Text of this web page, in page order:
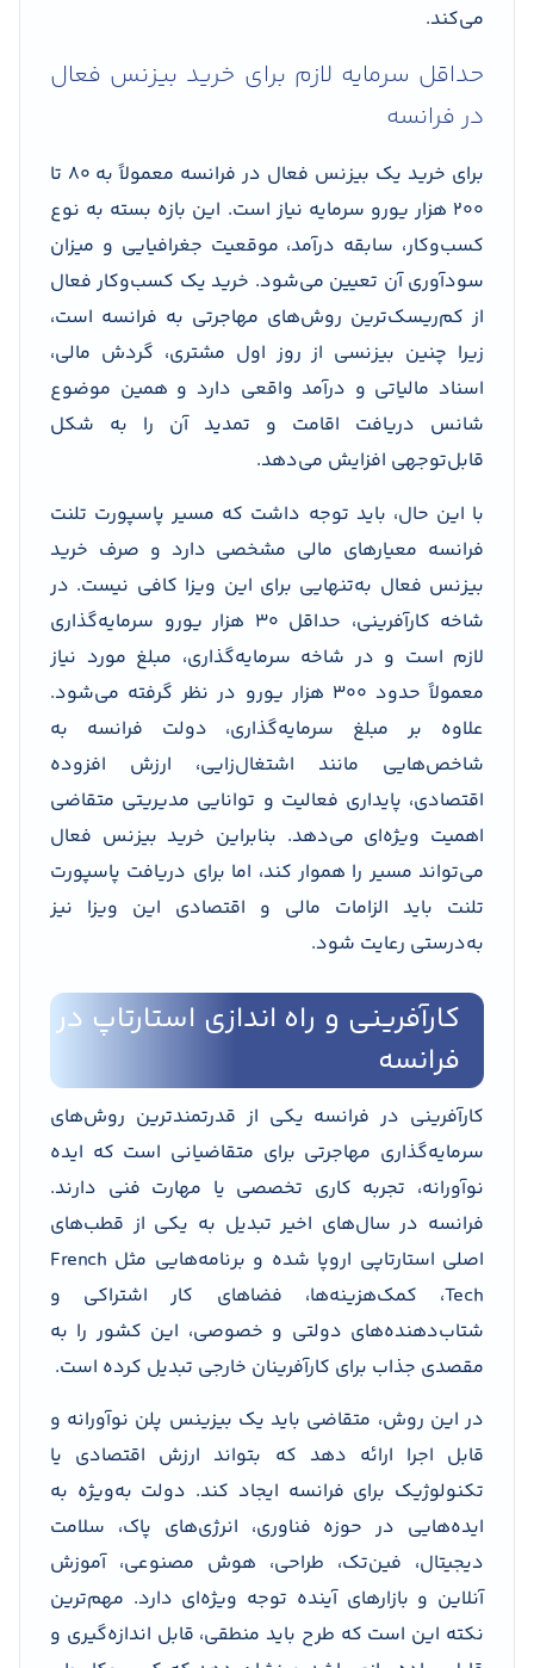
می‌کند.
حداقل سرمایه لازم برای خرید بیزنس فعال
در فرانسه
برای خرید یک بیزنس فعال در فرانسه معمولاً به ۸۰ تا
۲۰۰ هزار یورو سرمایه نیاز است. این بازه بسته به نوع
کسب‌وکار، سابقه درآمد، موقعیت جغرافیایی و میزان
سودآوری آن تعیین می‌شود. خرید یک کسب‌وکار فعال
از کم‌ریسک‌ترین روش‌های مهاجرتی به فرانسه است،
زیرا چنین بیزنسی از روز اول مشتری، گردش مالی،
اسناد مالیاتی و درآمد واقعی دارد و همین موضوع
شانس دریافت اقامت و تمدید آن را به شکل
قابل‌توجهی افزایش می‌دهد.
با این حال، باید توجه داشت که مسیر پاسپورت تلنت
فرانسه معیارهای مالی مشخصی دارد و صرف خرید
بیزنس فعال به‌تنهایی برای این ویزا کافی نیست. در
شاخه کارآفرینی، حداقل ۳۰ هزار یورو سرمایه‌گذاری
لازم است و در شاخه سرمایه‌گذاری، مبلغ مورد نیاز
معمولاً حدود ۳۰۰ هزار یورو در نظر گرفته می‌شود.
علاوه بر مبلغ سرمایه‌گذاری، دولت فرانسه به
شاخص‌هایی مانند اشتغال‌زایی، ارزش افزوده
اقتصادی، پایداری فعالیت و توانایی مدیریتی متقاضی
اهمیت ویژه‌ای می‌دهد. بنابراین خرید بیزنس فعال
می‌تواند مسیر را هموار کند، اما برای دریافت پاسپورت
تلنت باید الزامات مالی و اقتصادی این ویزا نیز
به‌درستی رعایت شود.
کارآفرینی و راه اندازی استارتاپ در
فرانسه
کارآفرینی در فرانسه یکی از قدرتمندترین روش‌های
سرمایه‌گذاری مهاجرتی برای متقاضیانی است که ایده
نوآورانه، تجربه کاری تخصصی یا مهارت فنی دارند.
فرانسه در سال‌های اخیر تبدیل به یکی از قطب‌های
اصلی استارتاپی اروپا شده و برنامه‌هایی مثل French
Tech، کمک‌هزینه‌ها، فضاهای کار اشتراکی و
شتاب‌دهنده‌های دولتی و خصوصی، این کشور را به
مقصدی جذاب برای کارآفرینان خارجی تبدیل کرده است.
در این روش، متقاضی باید یک بیزینس پلن نوآورانه و
قابل اجرا ارائه دهد که بتواند ارزش اقتصادی یا
تکنولوژیک برای فرانسه ایجاد کند. دولت به‌ویژه به
ایده‌هایی در حوزه فناوری، انرژی‌های پاک، سلامت
دیجیتال، فین‌تک، طراحی، هوش مصنوعی، آموزش
آنلاین و بازارهای آینده توجه ویژه‌ای دارد. مهم‌ترین
نکته این است که طرح باید منطقی، قابل اندازه‌گیری و